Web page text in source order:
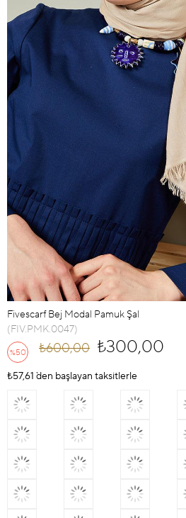
Fivescarf Bej Modal Pamuk Şal
(FIV.PMK.0047)
%50
İndirim
₺600,00 ₺300,00
₺57,61 `den başlayan taksitlerle